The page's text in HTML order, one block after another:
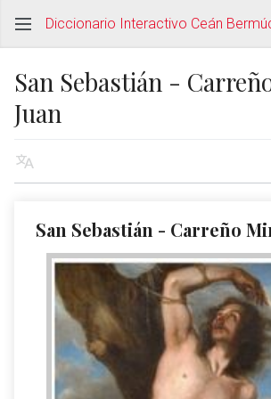
Diccionario Interactivo Ceán
San Sebastián -
Juan
San Sebastián - Carreño